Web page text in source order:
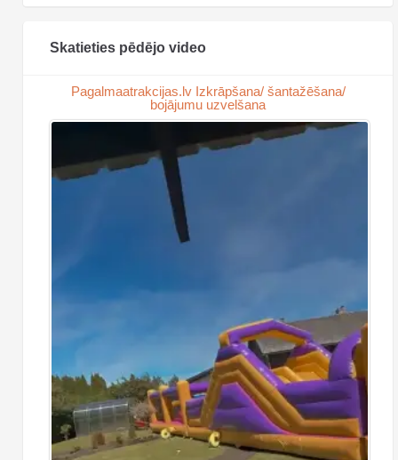
Skatieties pēdējo video
Pagalmaatrakcijas.lv Izkrāpšana/ šantažēšana/
bojājumu uzvelšana